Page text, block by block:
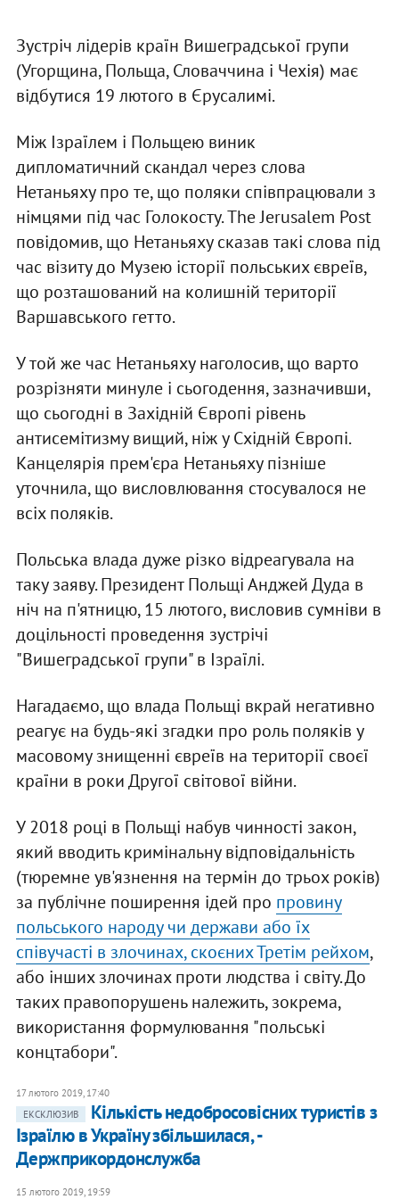
Зустріч лідерів країн Вишеградської групи
(Угорщина, Польща, Словаччина і Чехія) має
відбутися 19 лютого в Єрусалимі.
Між Ізраїлем і Польщею виник
дипломатичний скандал через слова
Нетаньяху про те, що поляки співпрацювали з
німцями під час Голокосту. The Jerusalem Post
повідомив, що Нетаньяху сказав такі слова під
час візиту до Музею історії польських євреїв,
що розташований на колишній території
Варшавського гетто.
У той же час Нетаньяху наголосив, що варто
розрізняти минуле і сьогодення, зазначивши,
що сьогодні в Західній Європі рівень
антисемітизму вищий, ніж у Східній Європі.
Канцелярія прем'єра Нетаньяху пізніше
уточнила, що висловлювання стосувалося не
всіх поляків.
Польська влада дуже різко відреагувала на
таку заяву. Президент Польщі Анджей Дуда в
ніч на п'ятницю, 15 лютого, висловив сумніви в
доцільності проведення зустрічі
"Вишеградської групи" в Ізраїлі.
Нагадаємо, що влада Польщі вкрай негативно
реагує на будь-які згадки про роль поляків у
масовому знищенні євреїв на території своєї
країни в роки Другої світової війни.
У 2018 році в Польщі набув чинності закон,
який вводить кримінальну відповідальність
(тюремне ув'язнення на термін до трьох років)
за публічне поширення ідей про провину
польського народу чи держави або їх
співучасті в злочинах, скоєних Третім рейхом,
або інших злочинах проти людства і світу. До
таких правопорушень належить, зокрема,
використання формулювання "польські
концтабори".
17 лютого 2019, 17:40
ЕКСКЛЮЗИВ
Кількість недобросовісних туристів з
Ізраїлю в Україну збільшилася, -
Держприкордонслужба
15 лютого 2019, 19:59